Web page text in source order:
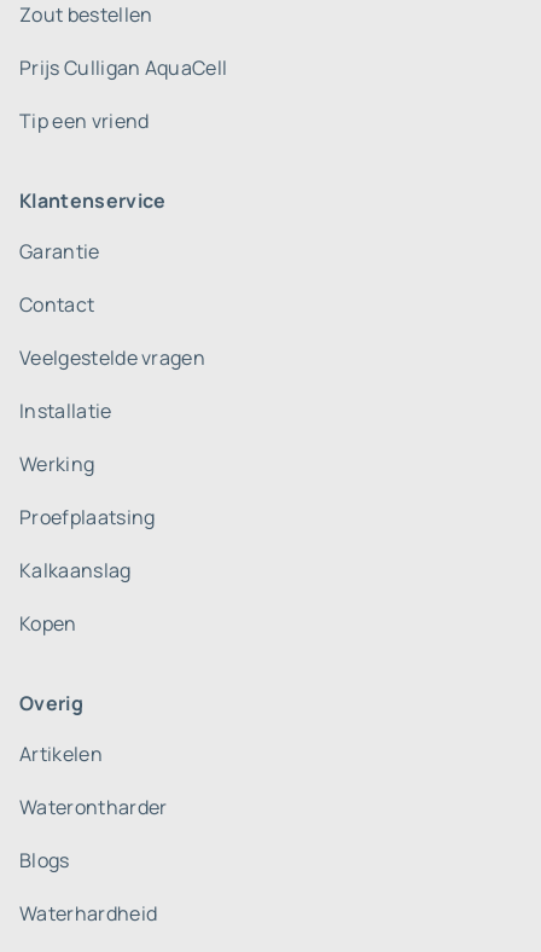
Zout bestellen
Prijs Culligan AquaCell
Tip een vriend
Klantenservice
Garantie
Contact
Veelgestelde vragen
Installatie
Werking
Proefplaatsing
Kalkaanslag
Kopen
Overig
Artikelen
Waterontharder
Blogs
Waterhardheid